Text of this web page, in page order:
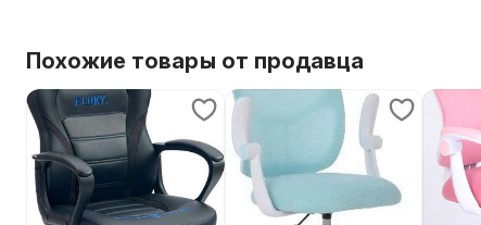
Похожие товары от продавца